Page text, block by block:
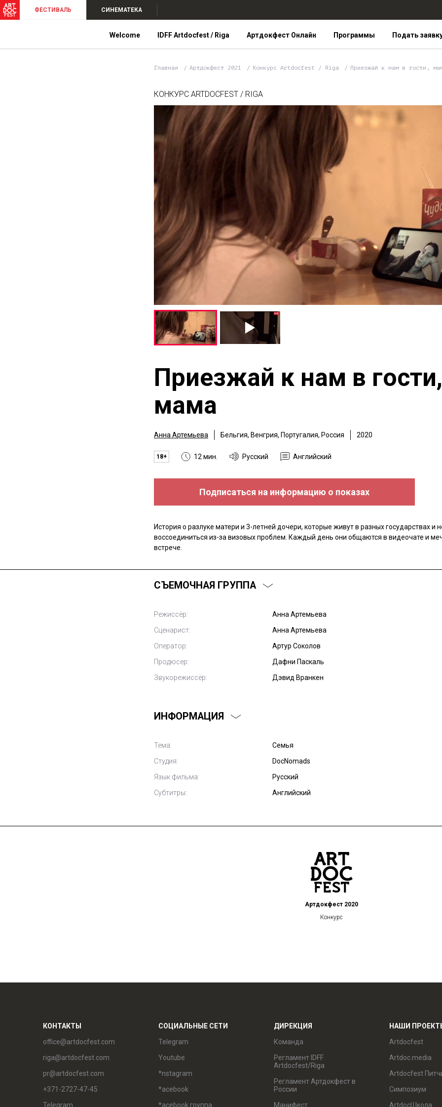
ФЕСТИВАЛЬ СИНЕМАТЕКА
Welcome IDFF Artdocfest / Riga Артдокфест Онлайн Программы Подать
Главная Артдокфест 2021 Конкурс Artdocfest / Riga Приезжай к нам в гости,
КОНКУРС ARTDOCFEST / RIGA
Приезжай к нам в гости,
мама
Анна Артемьева Бельгия, Венгрия, Португалия, Россия 2020
18+ 12 мин. Русский Английский
Подписаться на информацию о показах
История о разлуке матери и 3-летней дочери, которые живут в разных государствах и
воссоединиться из-за визовых проблем. Каждый день они общаются в видеочате и
встрече.
СЪЕМОЧНАЯ ГРУППА
Режиссёр:
Анна Артемьева
Сценарист:
Анна Артемьева
Оператор:
Артур Соколов
Продюсер:
Дафни Паскаль
Звукорежиссёр:
Дэвид Вранкен
ИНФОРМАЦИЯ
Тема:
Семья
Студия:
DocNomads
Язык фильма:
Русский
Субтитры:
Английский
Артдокфест 2020
Конкурс
КОНТАКТЫ
office@artdocfest.com
riga@artdocfest.com
pr@artdocfest.com
+371-2727-47-45
Telegram
СОЦИАЛЬНЫЕ СЕТИ
Telegram
Youtube
*nstagram
*acebook
*acebook группа
ДИРЕКЦИЯ
Команда
Регламент IDFF
Artdocfest/Riga
Регламент Артдокфест в
России
Манифест
НАШИ
Artdocfest
Artdoc.media
Artdocfest
Симпозиум
ArtdocШкола